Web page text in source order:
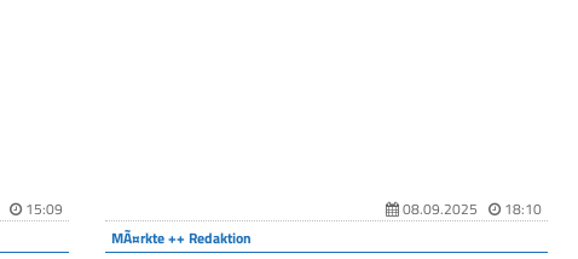
15:09
08.09.2025
18:10
MÃ¤rkte ++ Redaktion